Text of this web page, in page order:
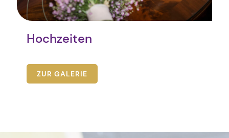
Hochzeiten
ZUR GALERIE